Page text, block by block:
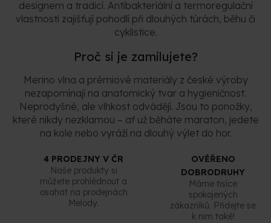
designem a tradicí. Antibakteriální a termoregulační
vlastnosti zajišťují pohodlí při dlouhých túrách, běhu či
cyklistice.
Proč si je zamilujete?
Merino vlna a prémiové materiály z české výroby
nezapomínají na anatomický tvar a hygieničnost.
Neprodyšné, ale vlhkost odvádějí. Jsou to ponožky,
které nikdy nezklamou – ať už běháte maraton, jedete
na kole nebo vyráží na dlouhý výlet do hor.
4 PRODEJNY V ČR
Naše produkty si
můžete prohlédnout a
osahat na prodejnách
Melody.
OVĚŘENO
DOBRODRUHY
Máme tisíce
spokojených
zákazníků. Přidejte se
k nim také!